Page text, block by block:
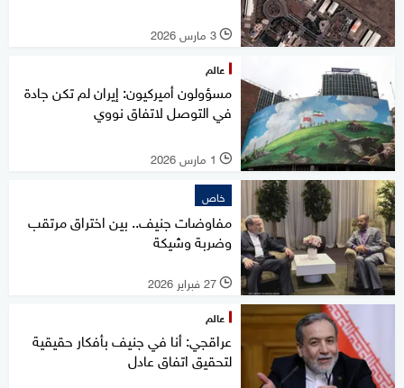
l 3 مارس 2026
عالم
مسؤولون أميركيون: إيران لم تكن جادة
في التوصل لاتفاق نووي
l 1 مارس 2026
خاص
مفاوضات جنيف.. بين اختراق مرتقب
وضربة وشيكة
l 27 فبراير 2026
عالم
عراقجي: أنا في جنيف بأفكار حقيقية
لتحقيق اتفاق عادل